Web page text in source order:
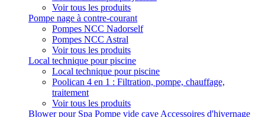
Voir tous les produits
Pompe nage à contre-courant
Pompes NCC Nadorself
Pompes NCC Astral
Voir tous les produits
Local technique pour piscine
Local technique pour piscine
Poolican 4 en 1 : Filtration, pompe, chauffage,
traitement
Voir tous les produits
Blower pour Spa Pompe vide cave Accessoires d'hivernage